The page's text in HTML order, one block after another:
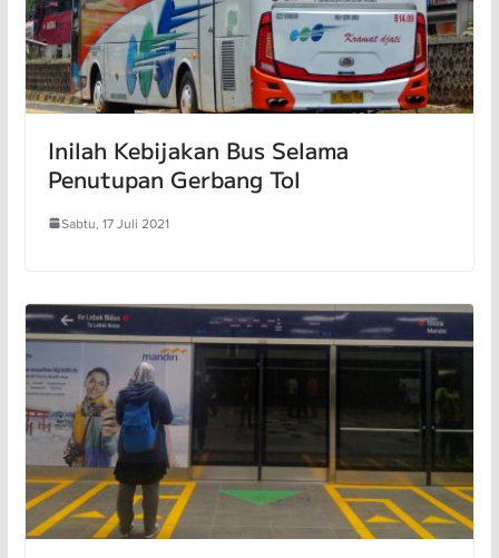
Inilah Kebijakan Bus Selama
Penutupan Gerbang Tol
Sabtu, 17 Juli 2021